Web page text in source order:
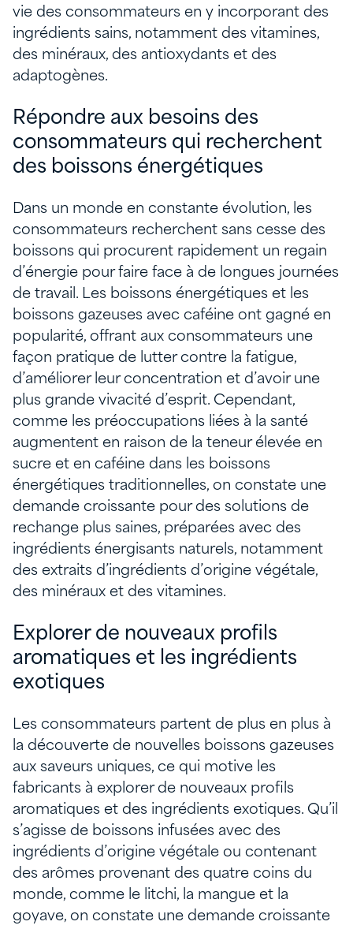
vie des consommateurs en y incorporant des
ingrédients sains, notamment des vitamines,
des minéraux, des antioxydants et des
adaptogènes.
Répondre aux besoins des
consommateurs qui recherchent
des boissons énergétiques
Dans un monde en constante évolution, les
consommateurs recherchent sans cesse des
boissons qui procurent rapidement un regain
d’énergie pour faire face à de longues journées
de travail. Les boissons énergétiques et les
boissons gazeuses avec caféine ont gagné en
popularité, offrant aux consommateurs une
façon pratique de lutter contre la fatigue,
d’améliorer leur concentration et d’avoir une
plus grande vivacité d’esprit. Cependant,
comme les préoccupations liées à la santé
augmentent en raison de la teneur élevée en
sucre et en caféine dans les boissons
énergétiques traditionnelles, on constate une
demande croissante pour des solutions de
rechange plus saines, préparées avec des
ingrédients énergisants naturels, notamment
des extraits d’ingrédients d’origine végétale,
des minéraux et des vitamines.
Explorer de nouveaux profils
aromatiques et les ingrédients
exotiques
Les consommateurs partent de plus en plus à
la découverte de nouvelles boissons gazeuses
aux saveurs uniques, ce qui motive les
fabricants à explorer de nouveaux profils
aromatiques et des ingrédients exotiques. Qu’il
s’agisse de boissons infusées avec des
ingrédients d’origine végétale ou contenant
des arômes provenant des quatre coins du
monde, comme le litchi, la mangue et la
goyave, on constate une demande croissante